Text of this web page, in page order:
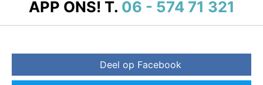
APP ONS! T. 06 - 574 71 321
Deel op Facebook